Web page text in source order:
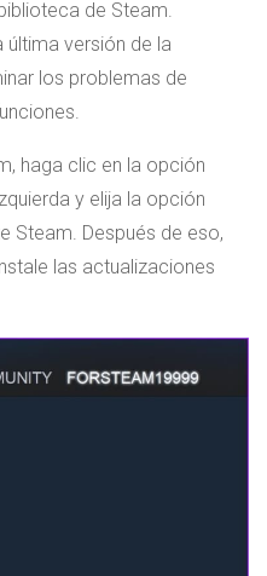
de Steam.
última versión de la
los problemas de
haga clic en la opción
y elija la opción
Steam. Después de eso,
las actualizaciones